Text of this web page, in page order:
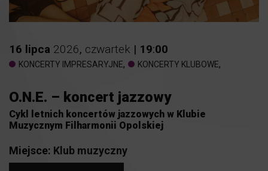
16 lipca 2026, czwartek | 19:00
KONCERTY IMPRESARYJNE, KONCERTY KLUBOWE,
O.N.E. – koncert jazzowy
Cykl letnich koncertów jazzowych w Klubie
Muzycznym Filharmonii Opolskiej
Miejsce: Klub muzyczny